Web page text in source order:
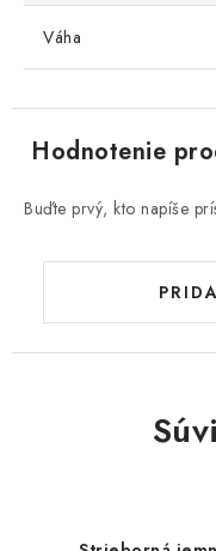
Váha
Hodnotenie
Buďte prvý, kto napíše